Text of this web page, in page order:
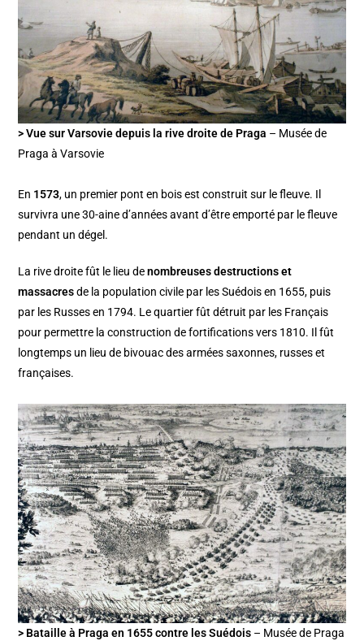
> Vue sur Varsovie depuis la rive droite de Praga – Musée de
Praga à Varsovie
En 1573, un premier pont en bois est construit sur le fleuve. Il
survivra une 30-aine d’années avant d’être emporté par le fleuve
pendant un dégel.
La rive droite fût le lieu denombreuses destructions et
massacresde la population civile par les Suédois en 1655, puis
par les Russes en 1794. Le quartier fût détruit par les Français
pour permettre la construction de fortifications vers 1810. Il fût
longtemps un lieu de bivouac des armées saxonnes, russes et
françaises.
> Bataille à Praga en 1655 contre les Suédois – Musée de Praga